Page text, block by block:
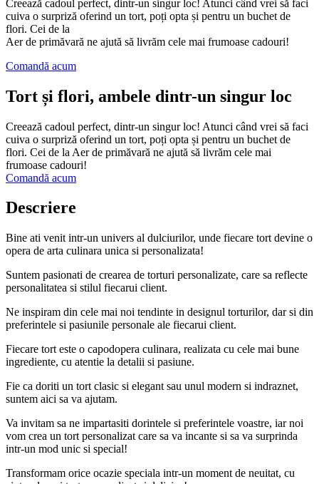
Creează cadoul perfect, dintr-un singur loc! Atunci când vrei să faci
cuiva o surpriză oferind un tort, poți opta și pentru un buchet de
flori. Cei de la
Aer de primăvară ne ajută să livrăm cele mai frumoase cadouri!
Comandă acum
Tort și flori, ambele dintr-un singur loc
Creează cadoul perfect, dintr-un singur loc! Atunci când vrei să faci
cuiva o surpriză oferind un tort, poți opta și pentru un buchet de
flori. Cei de la Aer de primăvară ne ajută să livrăm cele mai
frumoase cadouri!
Comandă acum
Descriere
Bine ati venit intr-un univers al dulciurilor, unde fiecare tort devine o
opera de arta culinara unica si personalizata!
Suntem pasionati de crearea de torturi personalizate, care sa reflecte
personalitatea si stilul fiecarui client.
Ne inspiram din cele mai noi tendinte in designul torturilor, dar si din
preferintele si pasiunile personale ale fiecarui client.
Fiecare tort este o capodopera culinara, realizata cu cele mai bune
ingrediente, cu atentie la detalii si pasiune.
Fie ca doriti un tort clasic si elegant sau unul modern si indraznet,
suntem aici sa va ajutam.
Va invitam sa ne impartasiti dorintele si preferintele voastre, iar noi
vom crea un tort personalizat care sa va incante si sa va surprinda
intr-un mod unic si special!
Transformam orice ocazie speciala intr-un moment de neuitat, cu